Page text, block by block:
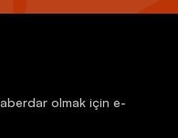
olmak için e-